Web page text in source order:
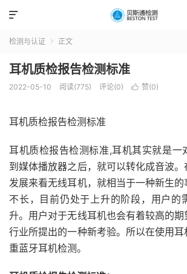

检测与认证  正文
耳机质检报告检测标准
2022-05-10 阅读(775) 评论(0)  赞(0)
耳机质检报告检测标准
耳机质检报告检测标准,耳机其实就是一
到媒体播放器之后，就可以转化成音波
发展来看无线耳机，就相当于一种新生
不长，目前仍处于上升的阶段，用户的
升。用户对于无线耳机也会有着较高的
行业所提出的一种新考验。所以在使用
重蓝牙耳机检测。